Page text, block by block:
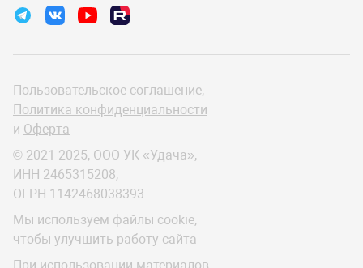
Пользовательское соглашение,
Политика конфиденциальности
и Оферта
© 2021-2025, ООО УК «Удача»,
ИНН 2465315208,
ОГРН 1142468038393
Мы используем файлы cookie,
чтобы улучшить работу сайта